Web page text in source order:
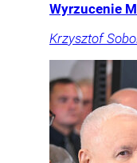
Wyrzucenie
Krzysztof